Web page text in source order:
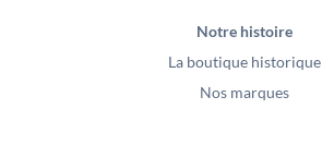
Notre histoire
La boutique historique
Nos marques